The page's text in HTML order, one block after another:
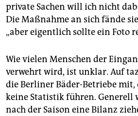
private Sachen will ich nicht
Die Maßnahme an sich fände
„aber eigentlich sollte ein Foto
Wie vielen Menschen der
verwehrt wird, ist unklar. Auf
die Berliner Bäder-Betriebe mit,
keine Statistik führen. Generell
nach der Saison eine Bilanz